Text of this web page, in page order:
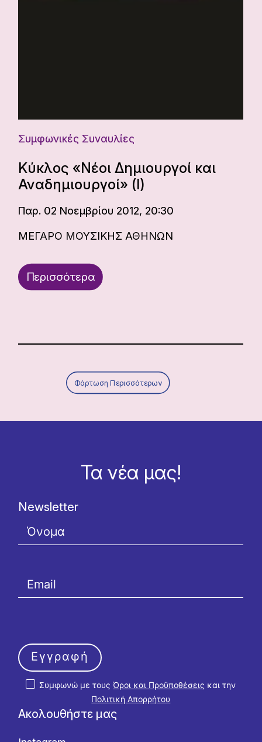
Συμφωνικές Συναυλίες
Κύκλος «Νέοι Δημιουργοί και
Αναδημιουργοί» (Ι)
Παρ. 02 Νοεμβρίου 2012, 20:30
ΜΕΓΑΡΟ ΜΟΥΣΙΚΗΣ ΑΘΗΝΩΝ
Περισσότερα
Φόρτωση Περισσότερων
Τα νέα μας!
Ακολουθήστε μας
Newsletter
Συμφωνώ με τουςΌροι και Προϋποθέσεις και την
Πολιτική Απορρήτου
Εγγραφή